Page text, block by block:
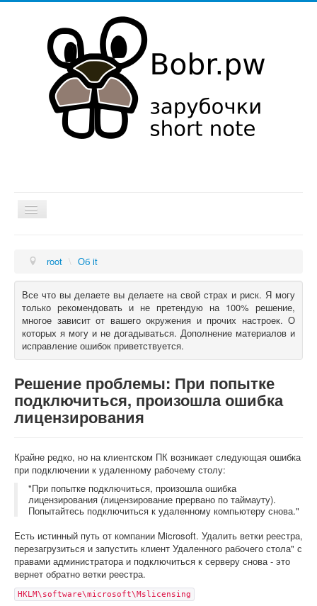
Мысли в слух
Об it
Увлечения
О книгах
root \ Об it
Все что вы делаете вы делаете на свой страх и риск. Я могу
только рекомендовать и не претендую на 100% решение,
многое зависит от вашего окружения и прочих настроек. О
которых я могу и не догадываться. Дополнение материалов и
исправление ошибок приветствуется.
Решение проблемы: При попытке
подключиться, произошла ошибка
лицензирования
Крайне редко, но на клиентском ПК возникает следующая ошибка
при подключении к удаленному рабочему столу:
"При попытке подключиться, произошла ошибка
лицензирования (лицензирование прервано по таймауту).
Попытайтесь подключиться к удаленному компьютеру снова."
Есть истинный путь от компании Microsoft. Удалить ветки реестра,
перезагрузиться и запустить клиент Удаленного рабочего стола" с
правами администратора и подключиться к серверу снова - это
вернет обратно ветки реестра.
HKLM\software\microsoft\Mslicensing